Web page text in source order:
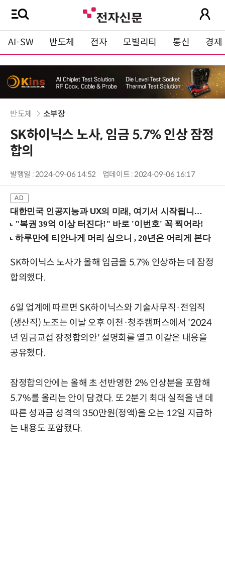
AI·SW 반도체 전자 모빌리티 통신 경제
반도체 소부장
SK하이닉스 노사, 임금 5.7% 인상 잠정
합의
발행일 : 2024-09-06 14:52 업데이트 : 2024-09-06 16:17
대한민국 인공지능과 UX의 미래, 여기서 시작됩니다! (9/2 강남역)
SK하이닉스 노사가 올해 임금을 5.7% 인상하는 데 잠정
합의했다.
6일 업계에 따르면 SK하이닉스와 기술사무직·전임직
(생산직) 노조는 이날 오후 이천·청주캠퍼스에서 '2024
년 임금교섭 잠정합의안' 설명회를 열고 이같은 내용을
공유했다.
잠정합의안에는 올해 초 선반영한 2% 인상분을 포함해
5.7%를 올리는 안이 담겼다. 또 2분기 최대 실적을 낸 데
따른 성과금 성격의 350만원(정액)을 오는 12일 지급하
는 내용도 포함됐다.